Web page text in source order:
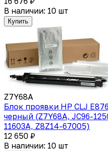
В наличии: 10 шт
Купить
Z7Y68A
Блок проявки HP CLJ
черный (Z7Y68A, JC96-
11603A, Z8Z14-67005)
12 650 ₽
В наличии: 10 шт